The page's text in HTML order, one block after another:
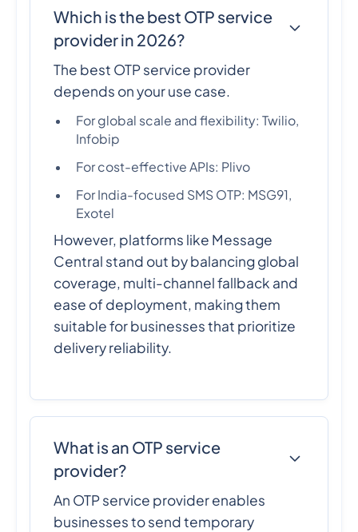
Which is the best OTP service
provider in 2026?
The best OTP service provider
depends on your use case.
For global scale and flexibility: Twilio,
Infobip
For cost-effective APIs: Plivo
For India-focused SMS OTP: MSG91,
Exotel
However, platforms like Message
Central stand out by balancing global
coverage, multi-channel fallback and
ease of deployment, making them
suitable for businesses that prioritize
delivery reliability.
What is an OTP service
provider?
An OTP service provider enables
businesses to send temporary